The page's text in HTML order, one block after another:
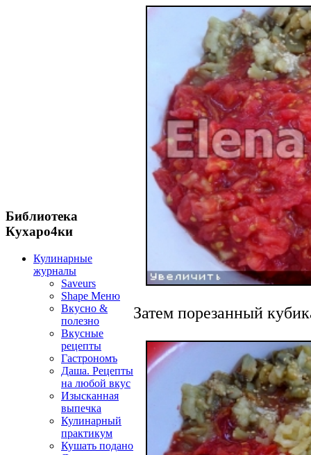
Библиотека
Кухаро4ки
Кулинарные
журналы
Saveurs
Shape Меню
Вкусно &
полезно
Вкусные
рецепты
Гастрономъ
Даша. Рецепты
на любой вкус
Изысканная
выпечка
Кулинарный
практикум
Кушать подано
Затем порезанный